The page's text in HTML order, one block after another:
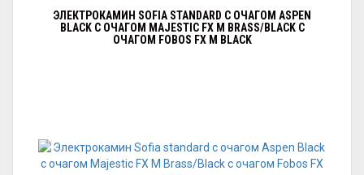
ЭЛЕКТРОКАМИН SOFIA STANDARD С ОЧАГОМ АSPEN
BLACK С ОЧАГОМ MAJESTIC FX M BRASS/BLACK С
ОЧАГОМ FOBOS FX M BLACK